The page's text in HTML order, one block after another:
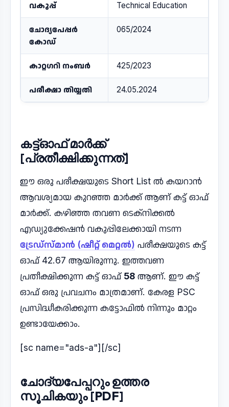
വകുപ്പ് Technical Education
ചോദ്യപേപ്പർ
കോഡ്
065/2024
കാറ്റഗറി നംബർ 425/2023
പരീക്ഷാ തിയ്യതി 24.05.2024
കട്ട്ഓഫ് മാർക്ക്
[പ്രതീക്ഷിക്കുന്നത്]
ഈ ഒരു പരീക്ഷയുടെ Short List ൽ കയറാൻ
ആവശ്യമായ കുറഞ്ഞ മാർക്ക് ആണ് കട്ട് ഓഫ്
മാർക്ക്. കഴിഞ്ഞ തവണ ടെക്നിക്കൽ
എഡ്യുക്കേഷൻ വകുപ്പിലേക്കായി നടന്ന
ട്രേഡ്സ്മാൻ (ഷീറ്റ് മെറ്റൽ) പരീക്ഷയുടെ കട്ട്
ഓഫ് 42.67 ആയിരുന്നു. ഇത്തവണ
പ്രതീക്ഷിക്കുന്ന കട്ട് ഓഫ് 58 ആണ്. ഈ കട്ട്
ഓഫ് ഒരു പ്രവചനം മാത്രമാണ്. കേരള PSC
പ്രസിദ്ധീകരിക്കുന്ന കട്ടോഫിൽ നിന്നും മാറ്റം
ഉണ്ടായേക്കാം.
[sc name="ads-a"][/sc]
ചോദ്യപേപ്പറും ഉത്തര
സൂചികയും [PDF]